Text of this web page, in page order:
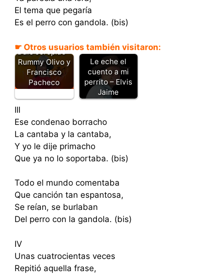
El tema que pegaría
Es el perro con gandola. (bis)
☛ Otros usuarios también visitaron:
Dale Joropiao -
Rummy Olivo y
Francisco
Pacheco
Le eche el
cuento a mi
perrito – Elvis
Jaime
III
Ese condenao borracho
La cantaba y la cantaba,
Y yo le dije primacho
Que ya no lo soportaba. (bis)
Todo el mundo comentaba
Que canción tan espantosa,
Se reían, se burlaban
Del perro con la gandola. (bis)
IV
Unas cuatrocientas veces
Repitió aquella frase,